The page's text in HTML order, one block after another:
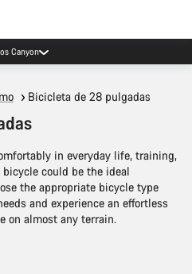
Canyon
Bicicleta de 28 pulgadas
in everyday life, training,
could be the ideal
the appropriate bicycle type
and experience an effortless
on almost any terrain.